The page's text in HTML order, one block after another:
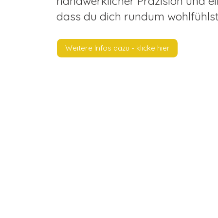
dass du dich rundum
Weitere Infos dazu - klicke hier